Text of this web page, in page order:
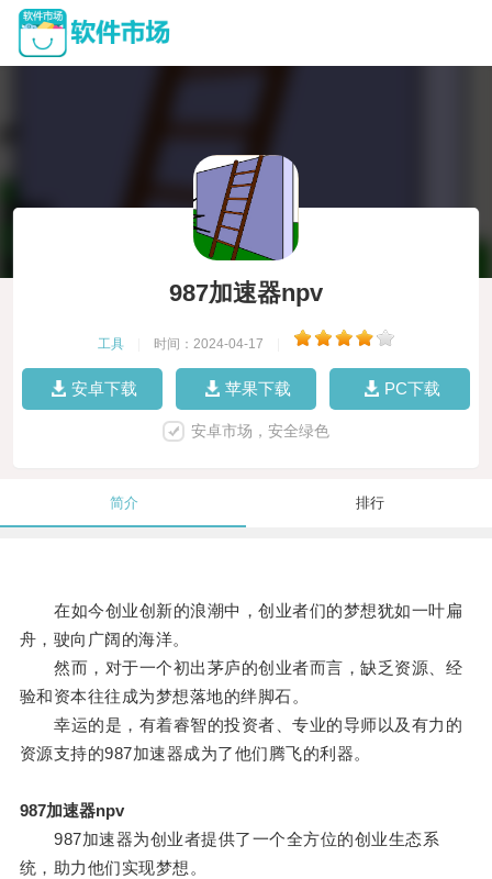
987加速器npv
工具 时间：2024-04-17
安卓下载 苹果下载 PC下载
安卓市场，安全绿色
简介 排行
在如今创业创新的浪潮中，创业者们的梦想犹如一叶扁
舟，驶向广阔的海洋。
然而，对于一个初出茅庐的创业者而言，缺乏资源、经
验和资本往往成为梦想落地的绊脚石。
幸运的是，有着睿智的投资者、专业的导师以及有力的
资源支持的987加速器成为了他们腾飞的利器。
987加速器npv
987加速器为创业者提供了一个全方位的创业生态系
统，助力他们实现梦想。